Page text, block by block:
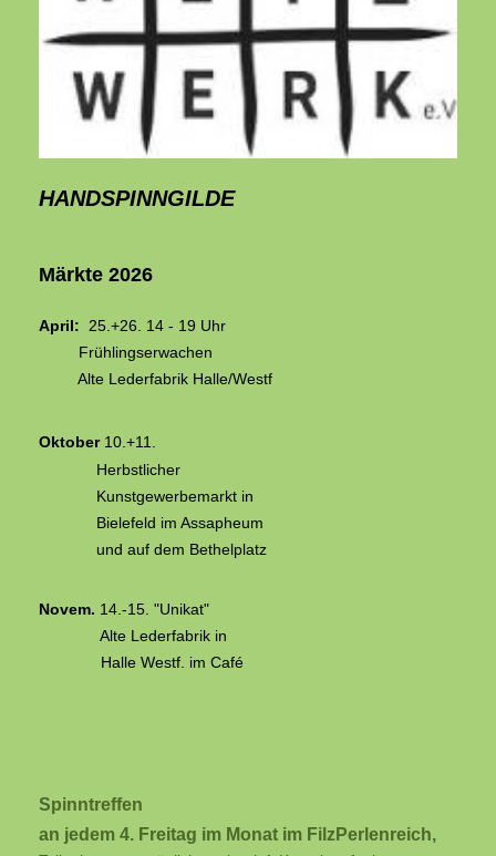
HANDSPINNGILDE
Märkte 2026
April: 25.+26. 14 - 19 Uhr
Frühlingserwachen
Alte Lederfabrik Halle/Westf
Oktober 10.+11.
Herbstlicher
Kunstgewerbemarkt in
Bielefeld im Assapheum
und auf dem Bethelplatz
Novem. 14.-15. "Unikat"
Alte Lederfabrik in
Halle Westf. im Café
Spinntreffen
an jedem 4. Freitag im Monat im FilzPerlenreich,